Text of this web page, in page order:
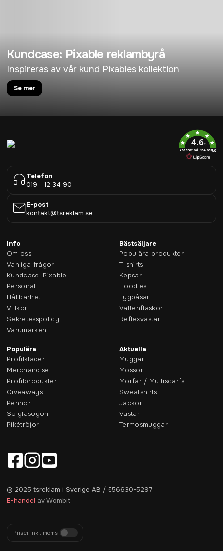
Kundcase: Pixable reklambyrå
Inspireras av vår kund Pixables kollektion
Se mer
4.6/5
Baserat på 954 betyg
Telefon
019 - 12 34 90
E-post
kontakt@tsreklam.se
Info
Om oss
Vanliga frågor
Kundcase: Pixable
Personal
Hållbarhet
Villkor
Sekretesspolicy
Varumärken
Bästsäljare
Populära produkter
T-shirts
Kepsar
Hoodies
Tygpåsar
Vattenflaskor
Reflexvästar
Populära
Profilkläder
Merchandise
Profilprodukter
Giveaways
Pennor
Solglasögon
Pikétröjor
Aktuella
Muggar
Mössor
Morfar / Multiscarfs
Sweatshirts
Jackor
Västar
Termosmuggar
© 2025 tsreklam i Sverige AB / 556630-5297
E-handel av Wombit
Priser inkl. moms